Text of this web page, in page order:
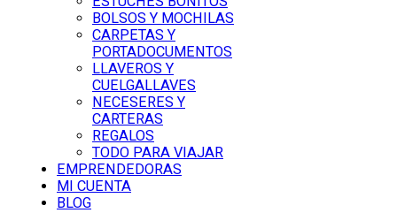
BOLSOS Y MOCHILAS
CARPETAS Y
PORTADOCUMENTOS
LLAVEROS Y
CUELGALLAVES
NECESERES Y
CARTERAS
REGALOS
TODO PARA VIAJAR
EMPRENDEDORAS
MI CUENTA
BLOG